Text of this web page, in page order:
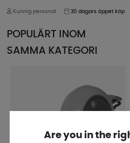
Kunnig personal 30 dagars öppet köp
POPULÄRT INOM
SAMMA KATEGORI
Are you in the